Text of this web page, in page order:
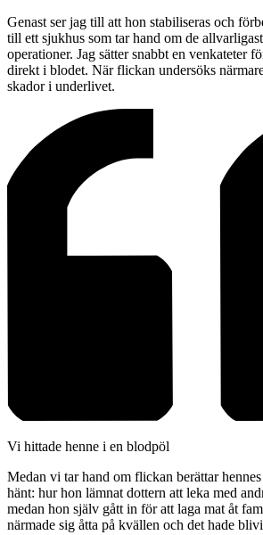
Genast ser jag till att hon stabiliseras och
till ett sjukhus som tar hand om de
operationer. Jag sätter snabbt en venkateter
direkt i blodet. När flickan undersöks
skador i underlivet.
Vi hittade henne i en blodpöl
Medan vi tar hand om flickan berättar
hänt: hur hon lämnat dottern att leka med
medan hon själv gått in för att laga mat åt
närmade sig åtta på kvällen och det hade